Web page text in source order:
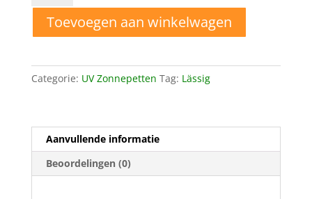
mnd
Lässig
Zonnepet
Olive
Toevoegen aan winkelwagen
Categorie: UV Zonnepetten Tag: Lässig
Aanvullende informatie
Beoordelingen (0)